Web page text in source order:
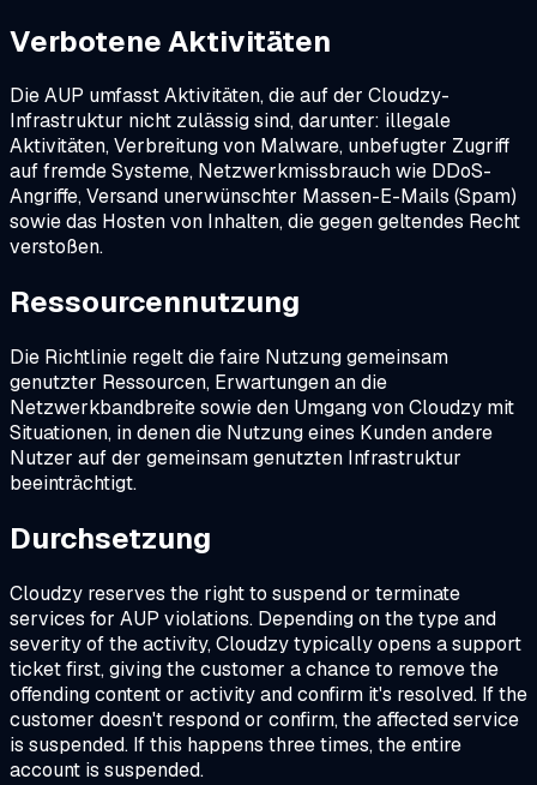
Verbotene Aktivitäten
Die AUP umfasst Aktivitäten, die auf der Cloudzy-
Infrastruktur nicht zulässig sind, darunter: illegale
Aktivitäten, Verbreitung von Malware, unbefugter Zugriff
auf fremde Systeme, Netzwerkmissbrauch wie DDoS-
Angriffe, Versand unerwünschter Massen-E-Mails (Spam)
sowie das Hosten von Inhalten, die gegen geltendes Recht
verstoßen.
Ressourcennutzung
Die Richtlinie regelt die faire Nutzung gemeinsam
genutzter Ressourcen, Erwartungen an die
Netzwerkbandbreite sowie den Umgang von Cloudzy mit
Situationen, in denen die Nutzung eines Kunden andere
Nutzer auf der gemeinsam genutzten Infrastruktur
beeinträchtigt.
Durchsetzung
Cloudzy reserves the right to suspend or terminate
services for AUP violations. Depending on the type and
severity of the activity, Cloudzy typically opens a support
ticket first, giving the customer a chance to remove the
offending content or activity and confirm it's resolved. If the
customer doesn't respond or confirm, the affected service
is suspended. If this happens three times, the entire
account is suspended.